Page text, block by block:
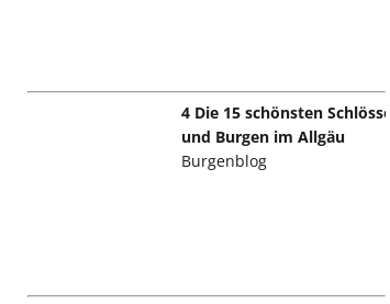
4 Die 15 schönsten Schlösser
und Burgen im Allgäu
Burgenblog